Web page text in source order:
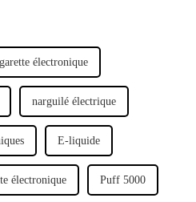
électronique
narguilé électrique
E-liquide
électronique Puff 5000